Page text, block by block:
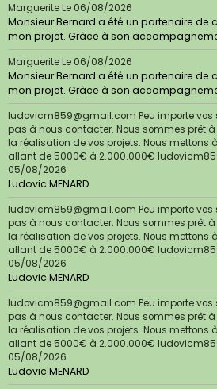
MargueriteLe 06/08/2026
Monsieur Bernard a été un partenaire de
mon projet. Grâce à son
MargueriteLe 06/08/2026
Monsieur Bernard a été un partenaire de
mon projet. Grâce à son
ludovicm859@gmail.com Peu importe
pas à nous contacter. Nous sommes prêt
la réalisation de vos projets. Nous mettons
allant de 5000€ à 2.000.000€
05/08/2026
Ludovic MENARD
ludovicm859@gmail.com Peu importe
pas à nous contacter. Nous sommes prêt
la réalisation de vos projets. Nous mettons
allant de 5000€ à 2.000.000€
05/08/2026
Ludovic MENARD
ludovicm859@gmail.com Peu importe
pas à nous contacter. Nous sommes prêt
la réalisation de vos projets. Nous mettons
allant de 5000€ à 2.000.000€
05/08/2026
Ludovic MENARD